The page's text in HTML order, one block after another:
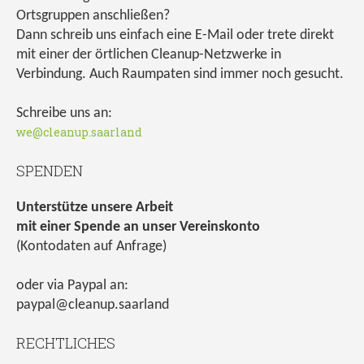
Ortsgruppen anschließen?
Dann schreib uns einfach eine E-Mail oder trete direkt
mit einer der örtlichen Cleanup-Netzwerke in
Verbindung. Auch Raumpaten sind immer noch gesucht.
Schreibe uns an:
we@cleanup.saarland
SPENDEN
Unterstütze unsere Arbeit
mit einer Spende an unser Vereinskonto
(Kontodaten auf Anfrage)
oder via Paypal an:
paypal@cleanup.saarland
RECHTLICHES